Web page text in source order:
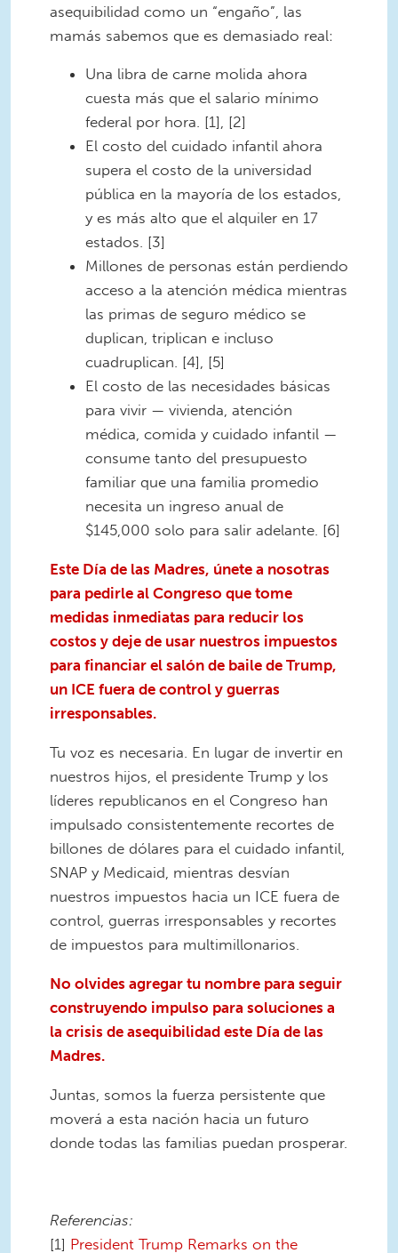
asequibilidad como un “engaño”, las
mamás sabemos que es demasiado real:
Una libra de carne molida ahora
cuesta más que el salario mínimo
federal por hora. [1], [2]
El costo del cuidado infantil ahora
supera el costo de la universidad
pública en la mayoría de los estados,
y es más alto que el alquiler en 17
estados. [3]
Millones de personas están perdiendo
acceso a la atención médica mientras
las primas de seguro médico se
duplican, triplican e incluso
cuadruplican. [4], [5]
El costo de las necesidades básicas
para vivir — vivienda, atención
médica, comida y cuidado infantil —
consume tanto del presupuesto
familiar que una familia promedio
necesita un ingreso anual de
$145,000 solo para salir adelante. [6]
Este Día de las Madres, únete a nosotras
para pedirle al Congreso que tome
medidas inmediatas para reducir los
costos y deje de usar nuestros impuestos
para financiar el salón de baile de Trump,
un ICE fuera de control y guerras
irresponsables.
Tu voz es necesaria. En lugar de invertir en
nuestros hijos, el presidente Trump y los
líderes republicanos en el Congreso han
impulsado consistentemente recortes de
billones de dólares para el cuidado infantil,
SNAP y Medicaid, mientras desvían
nuestros impuestos hacia un ICE fuera de
control, guerras irresponsables y recortes
de impuestos para multimillonarios.
No olvides agregar tu nombre para seguir
construyendo impulso para soluciones a
la crisis de asequibilidad este Día de las
Madres.
Juntas, somos la fuerza persistente que
moverá a esta nación hacia un futuro
donde todas las familias puedan prosperar.
Referencias:
[1] President Trump Remarks on the